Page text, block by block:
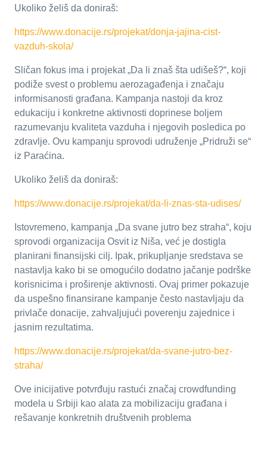
Ukoliko želiš da doniraš:
https://www.donacije.rs/projekat/donja-jajina-cist-
vazduh-skola/
Sličan fokus ima i projekat „Da li znaš šta udišeš?“, koji
podiže svest o problemu aerozagađenja i značaju
informisanosti građana. Kampanja nastoji da kroz
edukaciju i konkretne aktivnosti doprinese boljem
razumevanju kvaliteta vazduha i njegovih posledica po
zdravlje. Ovu kampanju sprovodi udruženje „Pridruži se“
iz Paraćina.
Ukoliko želiš da doniraš:
https://www.donacije.rs/projekat/da-li-znas-sta-udises/
Istovremeno, kampanja „Da svane jutro bez straha“, koju
sprovodi organizacija Osvit iz Niša, već je dostigla
planirani finansijski cilj. Ipak, prikupljanje sredstava se
nastavlja kako bi se omogućilo dodatno jačanje podrške
korisnicima i proširenje aktivnosti. Ovaj primer pokazuje
da uspešno finansirane kampanje često nastavljaju da
privlače donacije, zahvaljujući poverenju zajednice i
jasnim rezultatima.
https://www.donacije.rs/projekat/da-svane-jutro-bez-
straha/
Ove inicijative potvrđuju rastući značaj crowdfunding
modela u Srbiji kao alata za mobilizaciju građana i
rešavanje konkretnih društvenih problema